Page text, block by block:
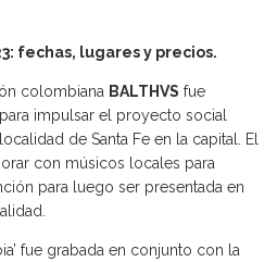
fechas, lugares y precios.
colombiana BALTHVS fue
impulsar el proyecto social
de Santa Fe en la capital. El
con músicos locales para
para luego ser presentada en
fue grabada en conjunto con la